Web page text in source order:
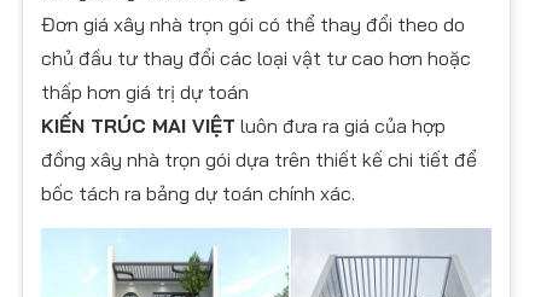
Đơn giá xây nhà trọn gói có thể thay đổi theo do
chủ đầu tư thay đổi các loại vật tư cao hơn hoặc
thấp hơn giá trị dự toán
KIẾN TRÚC MAI VIỆT luôn đưa ra giá của hợp
đồng xây nhà trọn gói dựa trên thiết kế chi tiết để
bốc tách ra bảng dự toán chính xác.